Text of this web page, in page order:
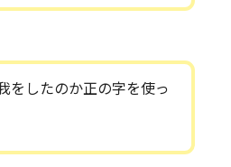
をしたのか正の字を使っ